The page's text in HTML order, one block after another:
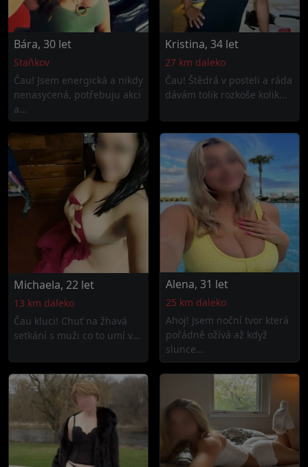
Bára, 30 let
Staňkov
Čau! Jsem energická a nikdy
nenasycená, potřebuju akci
a...
Kristina, 34 let
27 km daleko
Čau! Štědrá v posteli a ráda
dávám tolik rozkoše kolik...
Michaela, 22 let
13 km daleko
Čau kluci! Chuť na žhavá
setkání s muži co to umí v...
Alena, 31 let
25 km daleko
Ahoj! Jsem noční tvor která
pořádně ožívá až když
slunce...